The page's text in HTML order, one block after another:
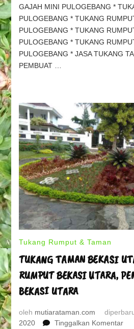
GAJAH MINI PULOGEBANG *
PULOGEBANG * TUKANG
PULOGEBANG * TUKANG
PULOGEBANG * TUKANG
PULOGEBANG * JASA TUKANG
PEMBUAT …
Tukang Rumput & Taman
TUKANG TAMAN BEKASI
RUMPUT BEKASI UTARA,
BEKASI UTARA
oleh mutiarataman.com
2020
Tinggalkan Komentar